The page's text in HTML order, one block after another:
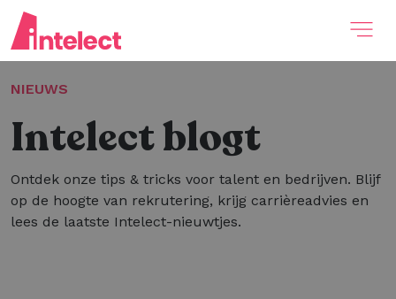
NIEUWS
Intelect blogt
Ontdek onze tips & tricks voor talent en bedrijven. Blijf
op de hoogte van rekrutering, krijg carrièreadvies en
lees de laatste Intelect-nieuwtjes.